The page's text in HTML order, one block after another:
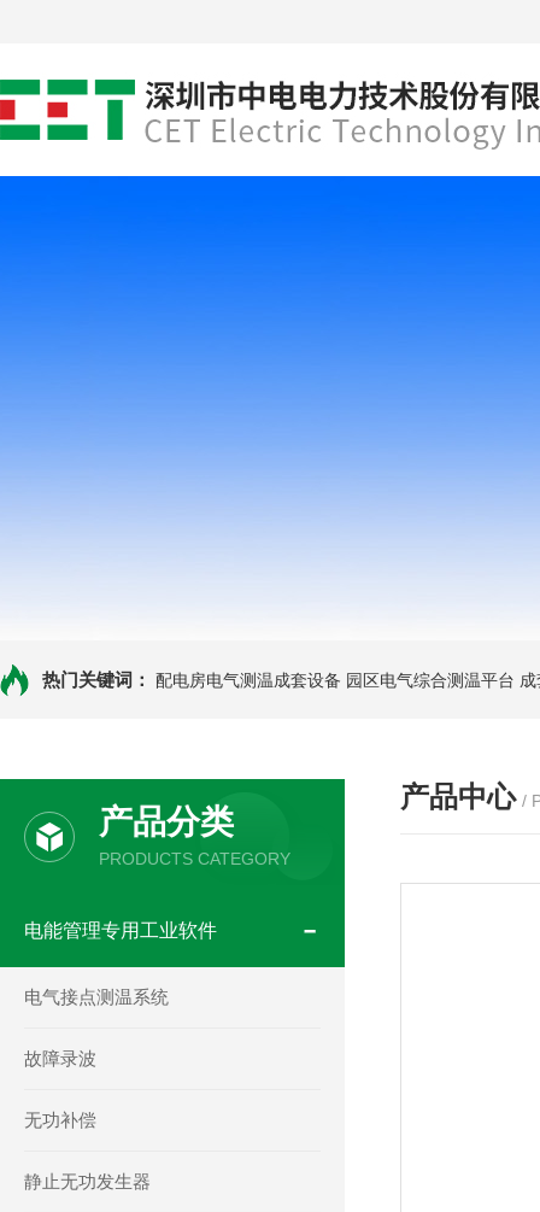
热门关键词： 配电房电气测温成套设备 园区电气综合测温平台
产品分类
PRODUCTS CATEGORY
电能管理专用工业软件
电气接点测温系统
故障录波
无功补偿
静止无功发生器
产品中心 /